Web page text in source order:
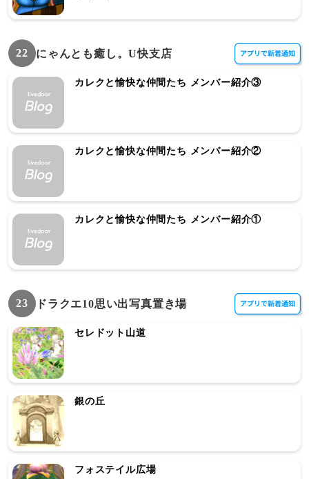
22 にゃんとも癒し。U快支店
カレクと愉快な仲間たち メンバー紹介③
カレクと愉快な仲間たち メンバー紹介②
カレクと愉快な仲間たち メンバー紹介①
23 ドラクエ10思い出写真置き場
セレドット山道
銀の丘
フォステイル広場